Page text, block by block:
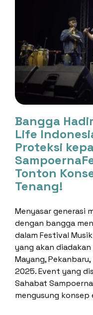
Bangga
Life
Proteksi
Tonton
Tenang!
Menyasar generasi
dengan bangga
dalam Festival
yang akan diadakan
Mayang,
2025. Event yang
Sahabat
mengusung